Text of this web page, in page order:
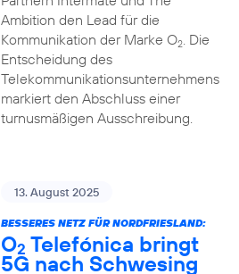
Ambition den Lead für die
Kommunikation der Marke O2. Die
Entscheidung des
Telekommunikationsunternehmens
markiert den Abschluss einer
turnusmäßigen Ausschreibung.
13. August 2025
BESSERES NETZ FÜR NORDFRIESLAND:
O2 Telefónica bringt
5G nach Schwesing